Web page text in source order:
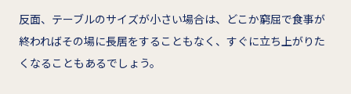
反面、テーブルのサイズが小さい場合は、どこか窮屈で食事が
終わればその場に長居をすることもなく、すぐに立ち上がりた
くなることもあるでしょう。